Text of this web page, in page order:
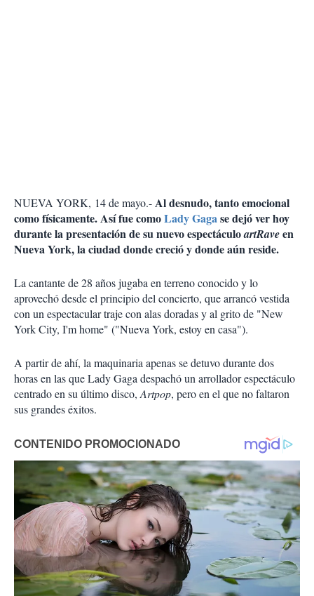
NUEVA YORK, 14 de mayo.-Al desnudo, tanto emocional
como físicamente. Así fue comoLady Gagase dejó ver hoy
durante la presentación de su nuevo espectáculoartRaveen
Nueva York, la ciudad donde creció y donde aún reside.
La cantante de 28 años jugaba en terreno conocido y lo
aprovechó desde el principio del concierto, que arrancó vestida
con un espectacular traje con alas doradas y al grito de "New
York City, I'm home" ("Nueva York, estoy en casa").
A partir de ahí, la maquinaria apenas se detuvo durante dos
horas en las que Lady Gaga despachó un arrollador espectáculo
centrado en su último disco,Artpop, pero en el que no faltaron
sus grandes éxitos.